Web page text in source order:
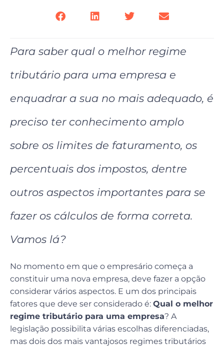
Para saber qual o melhor regime
tributário para uma empresa e
enquadrar a sua no mais adequado, é
preciso ter conhecimento amplo
sobre os limites de faturamento, os
percentuais dos impostos, dentre
outros aspectos importantes para se
fazer os cálculos de forma correta.
Vamos lá?
No momento em que o empresário começa a
constituir uma nova empresa, deve fazer a opção
considerar vários aspectos. E um dos principais
fatores que deve ser considerado é: Qual o melhor
regime tributário para uma empresa? A
legislação possibilita várias escolhas diferenciadas,
mas dois dos mais vantajosos regimes tributários